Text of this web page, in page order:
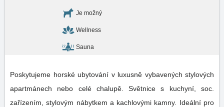
Je možný
Wellness
Sauna
Poskytujeme horské ubytování v luxusně vybavených stylových
apartmánech nebo celé chalupě. Světnice s kuchyní, soc.
zařízením, stylovým nábytkem a kachlovými kamny. Ideální pro